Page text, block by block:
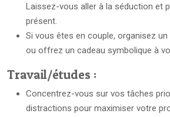
Laissez-vous aller à la séduction et
présent.
Si vous êtes en couple, organisez un
ou offrez un cadeau symbolique à
Travail/études :
Concentrez-vous sur vos tâches
distractions pour maximiser votre